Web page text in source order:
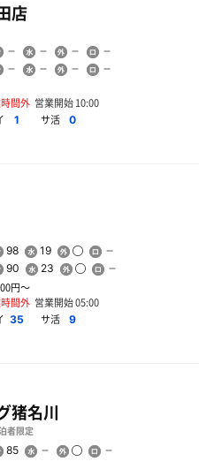
店
間外 営業開始 10:00
1 サ活 0
98 19
90 23
円〜
間外 営業開始 05:00
35 サ活 9
猪名川
者限定
85